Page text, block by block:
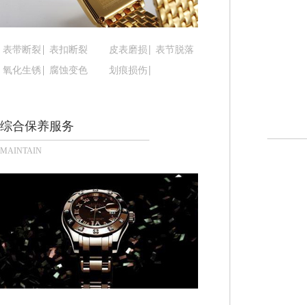
黑龙江省牡丹江市东安区太平路腕表时光售后服务
黑龙江省七台河市桃山区大同街腕表时光售后服务
黑龙江省齐齐哈尔市龙沙区龙华路腕表时光售后服
黑龙江省双鸭山市尖山区新兴大街腕表时光售后服
吉林省白山市浑江区浑江大街腕表时光售后服务中
吉林省辽源市龙山区人民大街腕表时光售后服务中
吉林省梅河口市新华街道梅河大街腕表时光售后服
吉林省四平市铁东区紫气大路与南九经街交汇处腕
吉林省松原市宁江区五环大街腕表时光售后服务中
吉林省通化市东昌区环通乡江南大街腕表时光售后
表带断裂 表扣断裂 皮表磨损
表节脱落
氧化生锈
腐蚀变色 划痕损伤
综合保养服务
MAINTAIN